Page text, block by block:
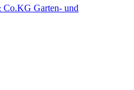
Garten- und